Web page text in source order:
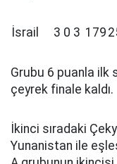
İsrail 3 0 3 179
Grubu 6 puanla ilk
çeyrek finale kaldı.
İkinci sıradaki
Yunanistan ile